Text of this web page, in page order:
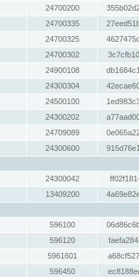
24700200
24700335
24700325
24700302
24900108
24300304
24500100
24300202
24709089
24300600
24300042
13409200
596100
596120
5961601
596450